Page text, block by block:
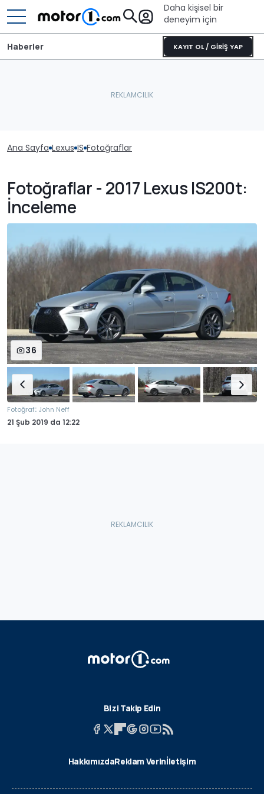
Daha kişisel bir
deneyim için
KAYIT OL / GİRİŞ YAP
Haberler
Ana Sayfa Lexus IS Fotoğraflar
Fotoğraflar - 2017 Lexus IS200t:
İnceleme
36
Fotoğraf: John Neff
21 Şub 2019 da 12:22
Bizi Takip Edin
HakkımızdaReklam Verinİletişim